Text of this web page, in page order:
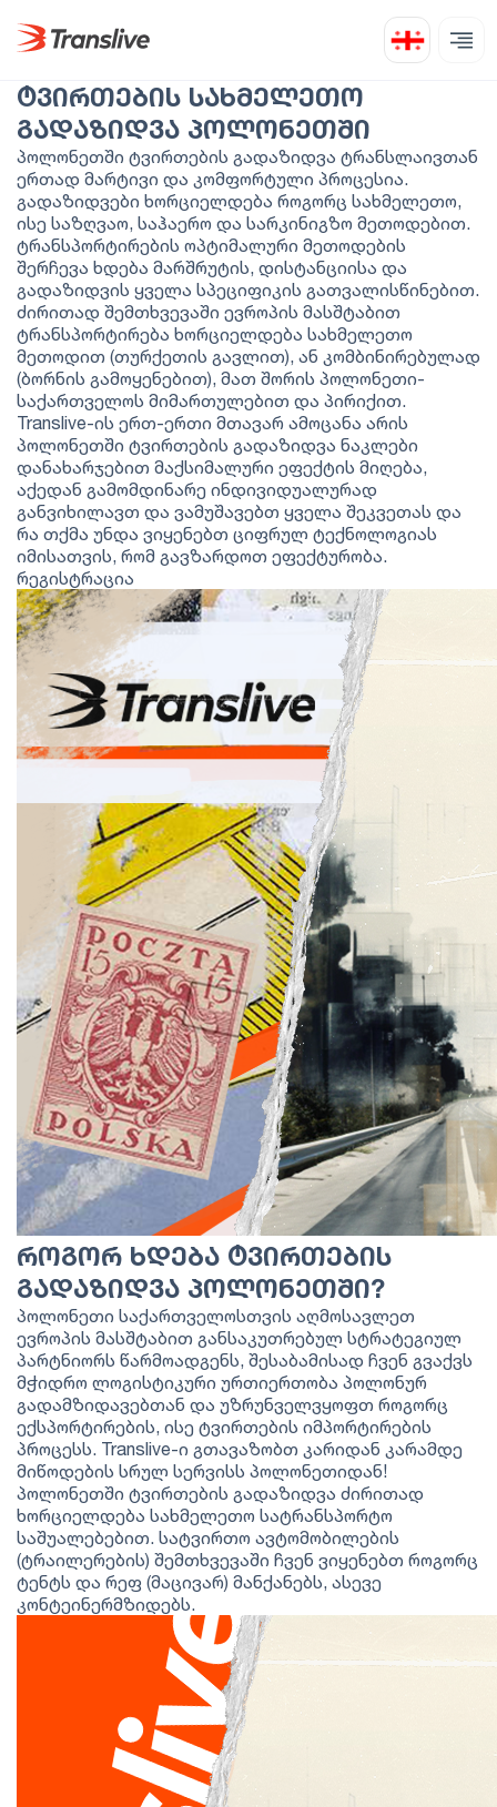
ᲢᲕᲘᲠᲗᲔᲑᲘᲡ ᲡᲐᲮᲛᲔᲚᲔᲗᲝ
ᲒᲐᲓᲐᲖᲘᲓᲕᲐ ᲞᲝᲚᲝᲜᲔᲗᲨᲘ
პოლონეთში ტვირთების გადაზიდვა ტრანსლაივთან
ერთად მარტივი და კომფორტული პროცესია.
გადაზიდვები ხორციელდება როგორც სახმელეთო,
ისე საზღვაო, საჰაერო და სარკინიგზო მეთოდებით.
ტრანსპორტირების ოპტიმალური მეთოდების
შერჩევა ხდება მარშრუტის, დისტანციისა და
გადაზიდვის ყველა სპეციფიკის გათვალისწინებით.
ძირითად შემთხვევაში ევროპის მასშტაბით
ტრანსპორტირება ხორციელდება სახმელეთო
მეთოდით (თურქეთის გავლით), ან კომბინირებულად
(ბორნის გამოყენებით), მათ შორის პოლონეთი-
საქართველოს მიმართულებით და პირიქით.
Translive-ის ერთ-ერთი მთავარ ამოცანა არის
პოლონეთში ტვირთების გადაზიდვა ნაკლები
დანახარჯებით მაქსიმალური ეფექტის მიღება,
აქედან გამომდინარე ინდივიდუალურად
განვიხილავთ და ვამუშავებთ ყველა შეკვეთას და
რა თქმა უნდა ვიყენებთ ციფრულ ტექნოლოგიას
იმისათვის, რომ გავზარდოთ ეფექტურობა.
რეგისტრაცია
ᲠᲝᲒᲝᲠ ᲮᲓᲔᲑᲐ ᲢᲕᲘᲠᲗᲔᲑᲘᲡ
ᲒᲐᲓᲐᲖᲘᲓᲕᲐ ᲞᲝᲚᲝᲜᲔᲗᲨᲘ?
პოლონეთი საქართველოსთვის აღმოსავლეთ
ევროპის მასშტაბით განსაკუთრებულ სტრატეგიულ
პარტნიორს წარმოადგენს, შესაბამისად ჩვენ გვაქვს
მჭიდრო ლოგისტიკური ურთიერთობა პოლონურ
გადამზიდავებთან და უზრუნველვყოფთ როგორც
ექსპორტირების, ისე ტვირთების იმპორტირების
პროცესს. Translive-ი გთავაზობთ კარიდან კარამდე
მიწოდების სრულ სერვისს პოლონეთიდან!
პოლონეთში ტვირთების გადაზიდვა ძირითად
ხორციელდება სახმელეთო სატრანსპორტო
საშუალებებით. სატვირთო ავტომობილების
(ტრაილერების) შემთხვევაში ჩვენ ვიყენებთ როგორც
ტენტს და რეფ (მაცივარ) მანქანებს, ასევე
კონტეინერმზიდებს.